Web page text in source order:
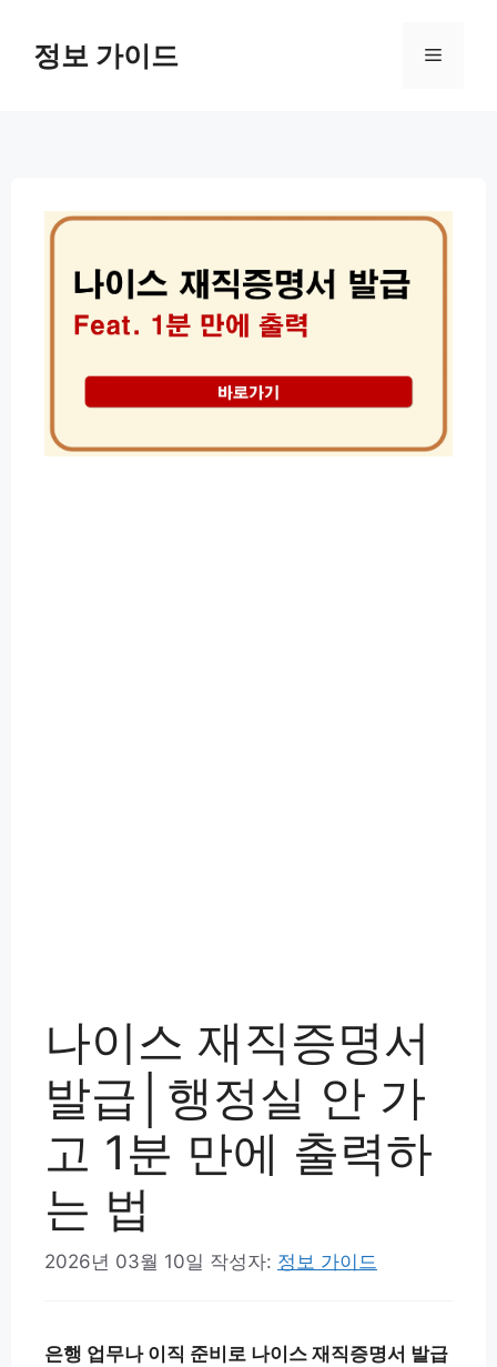
정보 가이드 메
나이스 재직증명서
발급│행정실 안 가
고 1분 만에 출력하
는 법
2026년 03월 10일 작성자: 정보 가이드
은행 업무나 이직 준비로 나이스 재직증명서 발급